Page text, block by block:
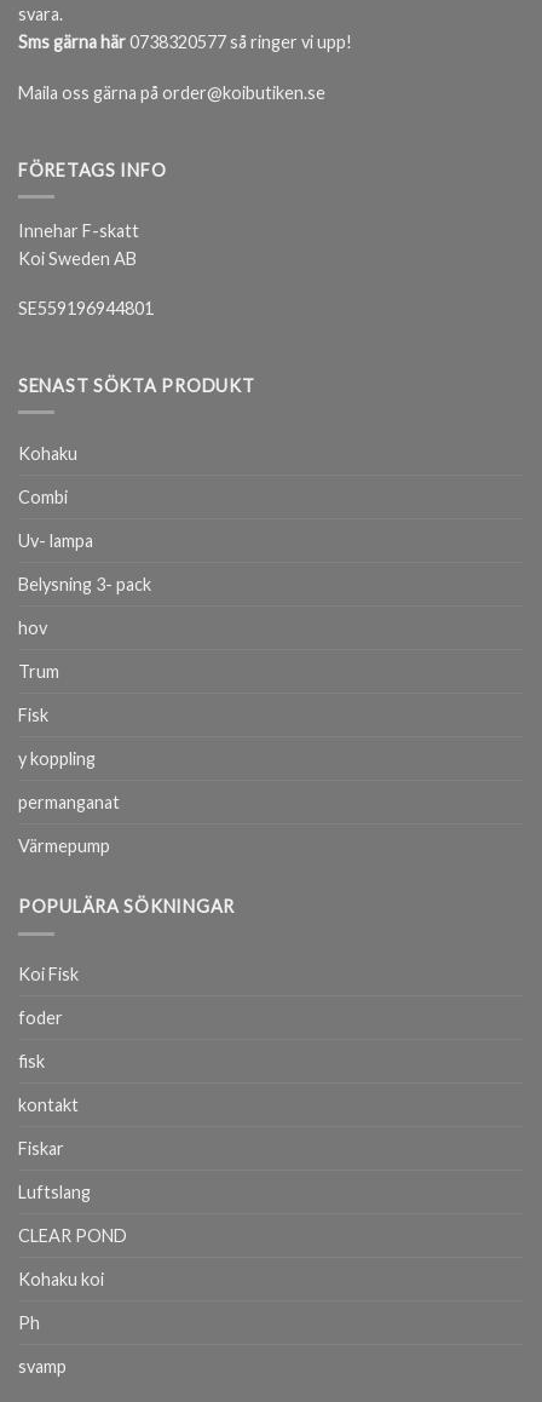
svara.
Sms gärna här0738320577 så ringer vi upp!
Maila oss gärna på order@koibutiken.se
FÖRETAGS INFO
Innehar F-skatt
Koi Sweden AB
SE559196944801
SENAST SÖKTA PRODUKT
Kohaku
Combi
Uv- lampa
Belysning 3- pack
hov
Trum
Fisk
y koppling
permanganat
Värmepump
POPULÄRA SÖKNINGAR
Koi Fisk
foder
fisk
kontakt
Fiskar
Luftslang
CLEAR POND
Kohaku koi
Ph
svamp